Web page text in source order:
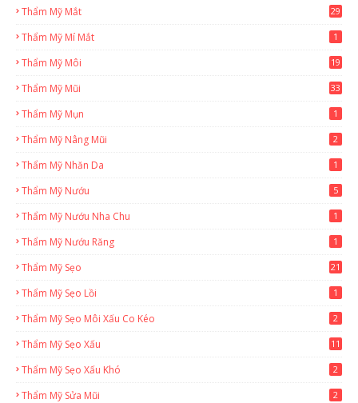
Thẩm Mỹ Mắt 29
Thẩm Mỹ Mí Mắt 1
Thẩm Mỹ Môi 19
Thẩm Mỹ Mũi 33
Thẩm Mỹ Mụn 1
Thẩm Mỹ Nâng Mũi 2
Thẩm Mỹ Nhăn Da 1
Thẩm Mỹ Nướu 5
Thẩm Mỹ Nướu Nha Chu 1
Thẩm Mỹ Nướu Răng 1
Thẩm Mỹ Sẹo 21
Thẩm Mỹ Sẹo Lồi 1
Thẩm Mỹ Sẹo Môi Xấu Co Kéo 2
Thẩm Mỹ Sẹo Xấu 11
Thẩm Mỹ Sẹo Xấu Khó 2
Thẩm Mỹ Sửa Mũi 2